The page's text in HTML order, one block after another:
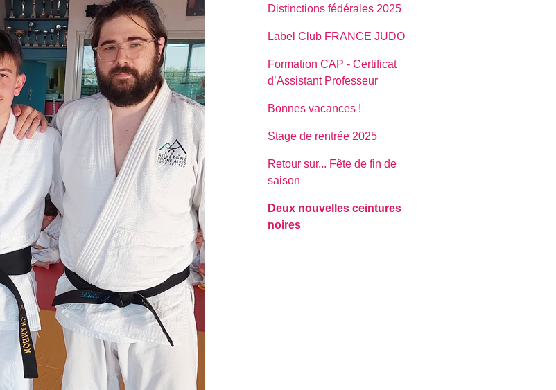
Distinctions fédérales 2025
Label Club FRANCE JUDO
Formation CAP - Certificat
d’Assistant Professeur
Bonnes vacances !
Stage de rentrée 2025
Retour sur... Fête de fin de
saison
Deux nouvelles ceintures
noires